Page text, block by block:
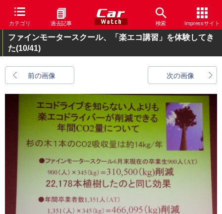
カテゴリ 過去記事 検索 Impressサイト
ファインモータースクール、「楽エコ講習」を体験してき
た(10/41)
前の画像 次の画像